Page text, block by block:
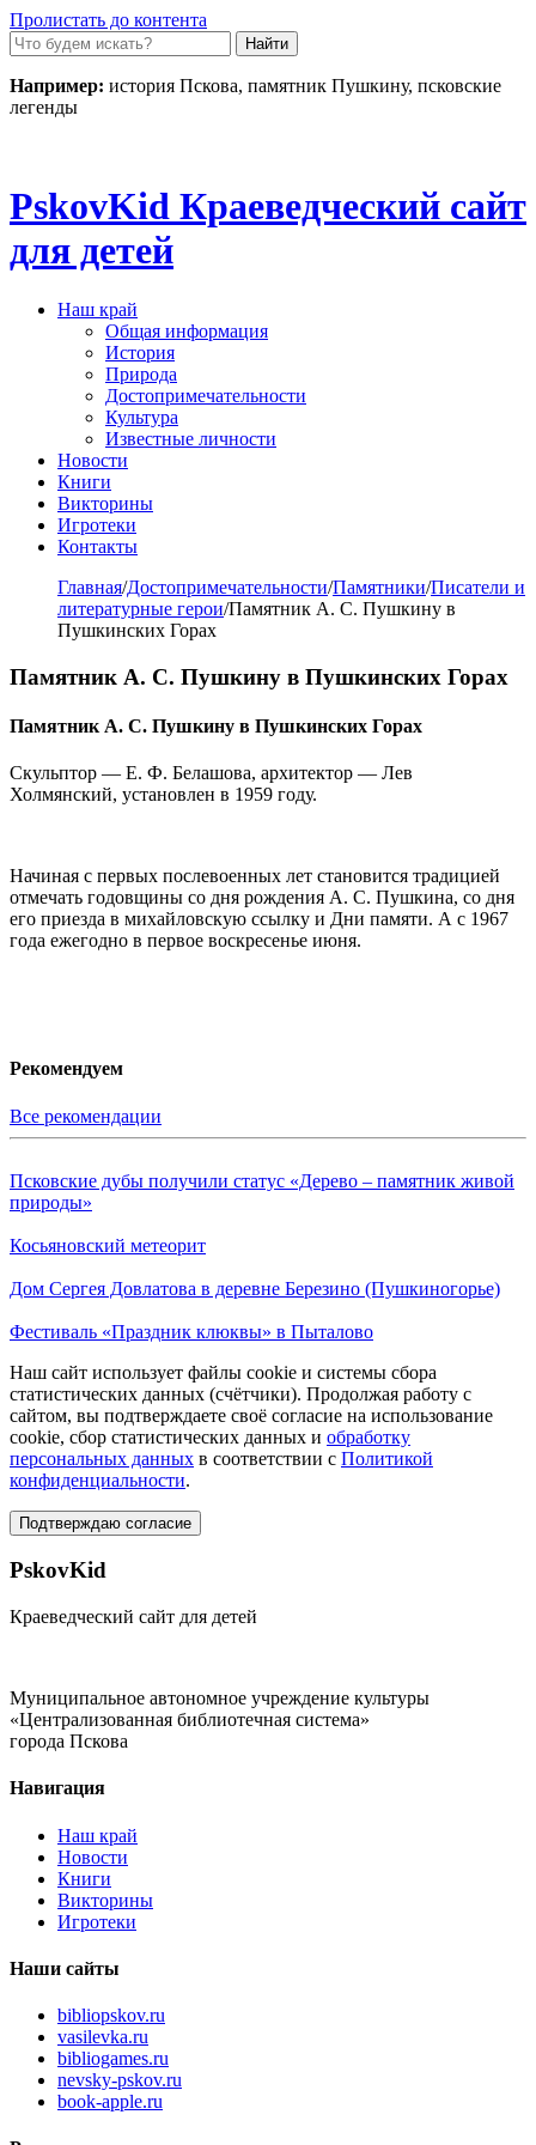
Пролистать до контента
Например: история Пскова, памятник Пушкину, псковские
легенды
PskovKid Краеведческий сайт
для детей
Наш край
Общая информация
История
Природа
Достопримечательности
Культура
Известные личности
Новости
Книги
Викторины
Игротеки
Контакты
Главная/Достопримечательности/Памятники/Писатели и
литературные герои/Памятник А. С. Пушкину в
Пушкинских Горах
Памятник А. С. Пушкину в Пушкинских Горах
Памятник А. С. Пушкину в Пушкинских Горах
Скульптор — Е. Ф. Белашова, архитектор — Лев
Холмянский, установлен в 1959 году.
Начиная с первых послевоенных лет становится традицией
отмечать годовщины со дня рождения А. С. Пушкина, со дня
его приезда в михайловскую ссылку и Дни памяти. А с 1967
года ежегодно в первое воскресенье июня.
Рекомендуем
Все рекомендации
Псковские дубы получили статус «Дерево – памятник живой
природы»
Косьяновский метеорит
Дом Сергея Довлатова в деревне Березино (Пушкиногорье)
Фестиваль «Праздник клюквы» в Пыталово
Наш сайт использует файлы cookie и системы сбора
статистических данных (счётчики). Продолжая работу с
сайтом, вы подтверждаете своё согласие на использование
cookie, сбор статистических данных и обработку
персональных данных в соответствии с Политикой
конфиденциальности.
Подтверждаю согласие
PskovKid
Краеведческий сайт для детей
Муниципальное автономное учреждение культуры
«Централизованная библиотечная система»
города Пскова
Навигация
Наш край
Новости
Книги
Викторины
Игротеки
Наши сайты
bibliopskov.ru
vasilevka.ru
bibliogames.ru
nevsky-pskov.ru
book-apple.ru